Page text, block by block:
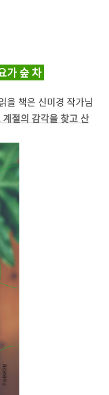
가 숲 차
을 책은 신미경 작가님
계절의 감각을 찾고 산